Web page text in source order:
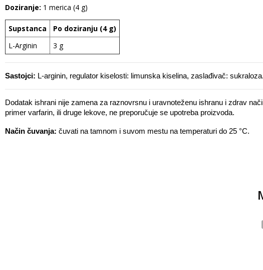
Doziranje: 1 merica (4 g)
Supstanca
Po doziranju (4 g)
L-Arginin
3 g
Sastojci: L-arginin, regulator kiselosti: limunska kiselina, zaslađivač: sukraloza.
Dodatak ishrani nije zamena za raznovrsnu i uravnoteženu ishranu i zdrav
primer varfarin, ili druge lekove, ne preporučuje se upotreba proizvoda.
Način čuvanja: čuvati na tamnom i suvom mestu na temperaturi do 25 °C.